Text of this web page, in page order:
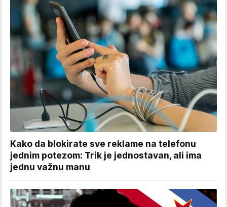
Kako da blokirate sve reklame na telefonu
jednim potezom: Trik je jednostavan, ali ima
jednu važnu manu